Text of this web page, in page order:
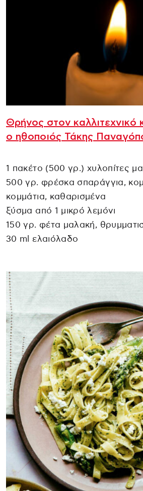
Θρήνος στον
ο ηθοποιός Τάκης
1 πακέτο (500 γρ.) χυλοπίτες
500 γρ. φρέσκα σπαράγγια,
κομμάτια, καθαρισμένα
ξύσμα από 1 μικρό λεμόνι
150 γρ. φέτα μαλακή,
30 ml ελαιόλαδο